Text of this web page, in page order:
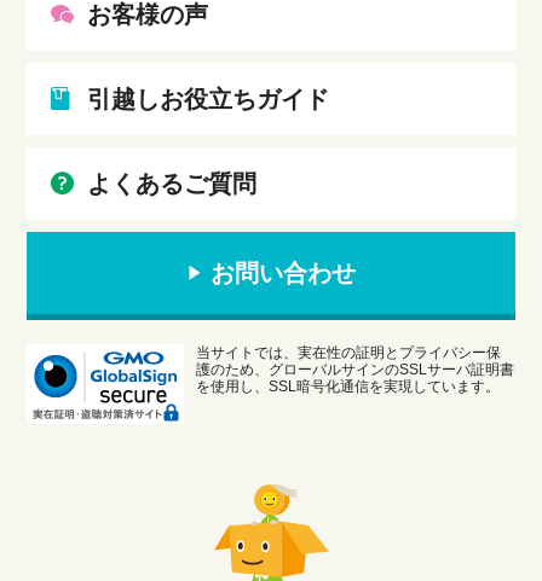
お客様の声
引越しお役立ちガイド
よくあるご質問
お問い合わせ
当サイトでは、実在性の証明とプライバシー保
護のため、グローバルサインのSSLサーバ証明書
を使用し、SSL暗号化通信を実現しています。